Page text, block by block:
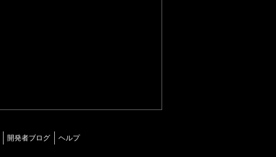
開発者ブログ
ヘルプ